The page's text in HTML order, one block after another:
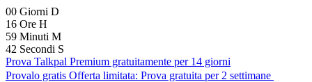
00 Giorni D
16 Ore H
59 Minuti M
41 Secondi S
Prova Talkpal Premium gratuitamente per 14 giorni
Provalo gratis Offerta limitata: Prova gratuita per 2 settimane